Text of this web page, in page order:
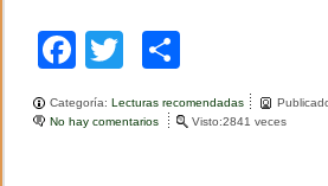
F
a
c
tt
m
Categoría:Lecturas recomendadas
No hay comentarios
Visto:2841 veces